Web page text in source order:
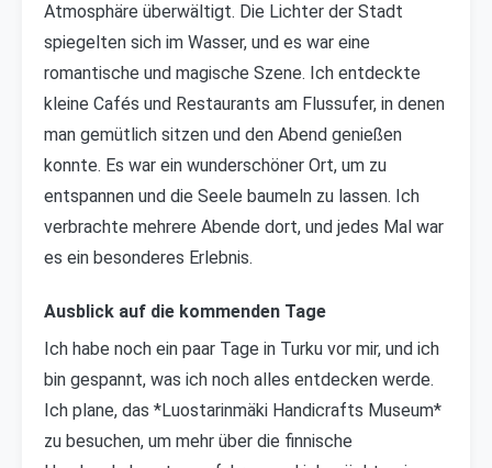
Atmosphäre überwältigt. Die Lichter der Stadt
spiegelten sich im Wasser, und es war eine
romantische und magische Szene. Ich entdeckte
kleine Cafés und Restaurants am Flussufer, in denen
man gemütlich sitzen und den Abend genießen
konnte. Es war ein wunderschöner Ort, um zu
entspannen und die Seele baumeln zu lassen. Ich
verbrachte mehrere Abende dort, und jedes Mal war
es ein besonderes Erlebnis.
Ausblick auf die kommenden Tage
Ich habe noch ein paar Tage in Turku vor mir, und ich
bin gespannt, was ich noch alles entdecken werde.
Ich plane, das *Luostarinmäki Handicrafts Museum*
zu besuchen, um mehr über die finnische